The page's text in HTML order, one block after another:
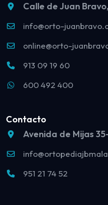
Calle de Juan
info@orto-
online@orto-
913 09 19 60
600 492 400
Contacto
Avenida de Mijas
951 21 74 52